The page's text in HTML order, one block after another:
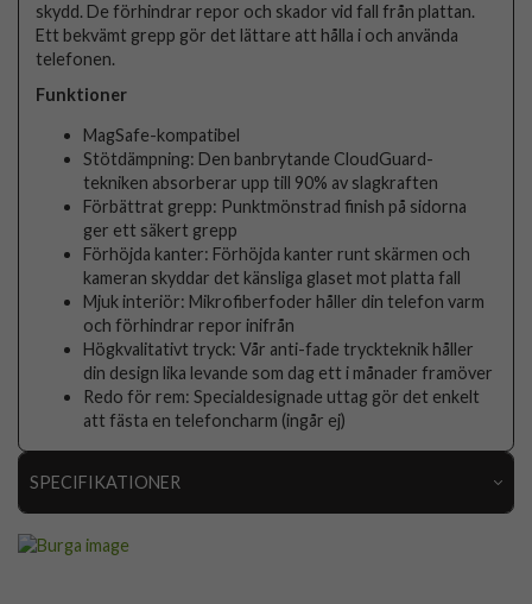
skydd. De förhindrar repor och skador vid fall från plattan.
Ett bekvämt grepp gör det lättare att hålla i och använda
telefonen.
Funktioner
MagSafe-kompatibel
Stötdämpning: Den banbrytande CloudGuard-
tekniken absorberar upp till 90% av slagkraften
Förbättrat grepp: Punktmönstrad finish på sidorna
ger ett säkert grepp
Förhöjda kanter: Förhöjda kanter runt skärmen och
kameran skyddar det känsliga glaset mot platta fall
Mjuk interiör: Mikrofiberfoder håller din telefon varm
och förhindrar repor inifrån
Högkvalitativt tryck: Vår anti-fade tryckteknik håller
din design lika levande som dag ett i månader framöver
Redo för rem: Specialdesignade uttag gör det enkelt
att fästa en telefoncharm (ingår ej)
SPECIFIKATIONER